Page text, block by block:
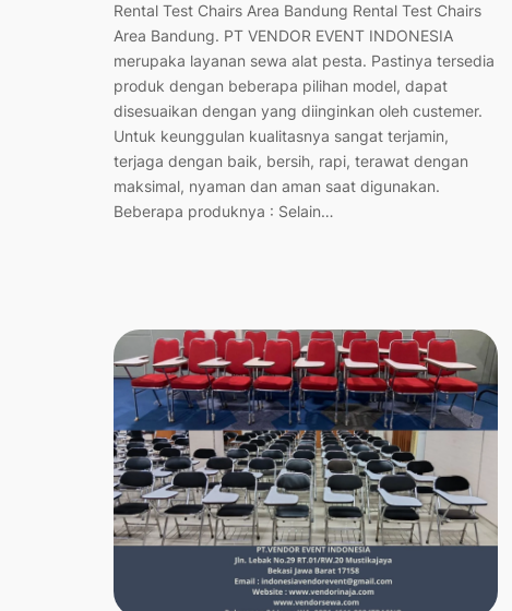
Rental Test Chairs Area Bandung Rental Test Chairs
Area Bandung. PT VENDOR EVENT INDONESIA
merupaka layanan sewa alat pesta. Pastinya tersedia
produk dengan beberapa pilihan model, dapat
disesuaikan dengan yang diinginkan oleh custemer.
Untuk keunggulan kualitasnya sangat terjamin,
terjaga dengan baik, bersih, rapi, terawat dengan
maksimal, nyaman dan aman saat digunakan.
Beberapa produknya : Selain…